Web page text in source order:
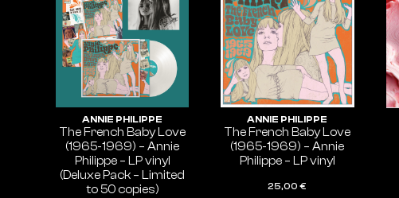
ANNIE PHILIPPE
The French Baby Love
(1965-1969) – Annie
Philippe – LP vinyl
(Deluxe Pack – Limited
to 50 copies)
ANNIE PHILIPPE
The French Baby Love
(1965-1969) – Annie
Philippe – LP vinyl
25,00 €